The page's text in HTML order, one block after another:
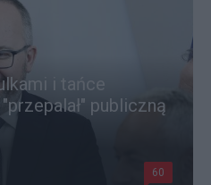
i tańce
publiczną
60